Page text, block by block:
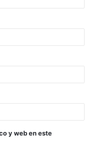
y web en este